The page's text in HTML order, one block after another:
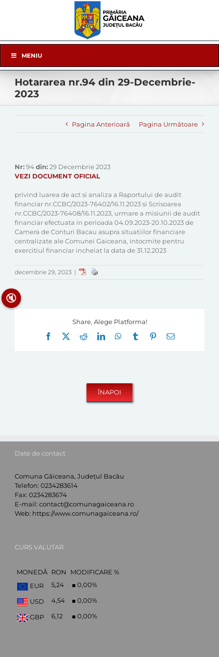
Navigation
MENIU
Hotararea nr.94 din 29-Decembrie-
2023
Pagina Anterioară Pagina Următoare
Nr:94din:29 Decembrie 2023
VEZI DOCUMENT OFICIAL
privind luarea de act si analiza a Raportului de audit
financiar nr.CCBC/2023-76402/16.11.2023 si Scrisoarea
nr.CCBC/2023-76408/16.11.2023, urmare a misiunii de audit
financiar efectuata in perioada 04.09.2023-20.10.2023 de
Camera de Conturi Bacau asupra situatiilor financiare
centralizate ale Comunei Gaiceana, intocmite pentru
exercitiul financiar incheiat la data de 31.12.2023
decembrie 29, 2023 |
Share, Alege Platforma!
Facebook
RedditLinkedInWhatsApp
Tumblr Pinterest
E-
Date de contact
Comuna Găiceana, Județul Bacău
Telefon: 0234283614
Fax: 0234283674
E-mail: contact@comunagaiceana.ro
Web: https://www.comunagaiceana.ro/
CURS VALUTAR
MONEDĂ RON
MODIFICARE %
EUR
5,24 0,00%
USD 4,54 0,00%
GBP 6,12 0,00%
🔇